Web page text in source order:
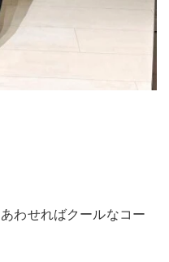
わせればクールなコー